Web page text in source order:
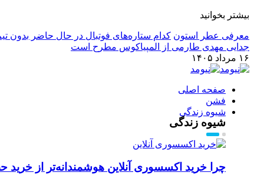
بیشتر بخوانید
معرفی عطر استون کدام ستاره‌های فوتبال در حال حاضر بدون
جدایی مهدی طارمی از المپیاکوس مطرح است
۱۶ مرداد ۱۴۰۵
صفحه اصلی
فشن
شیوه زندگی
شیوه زندگی
چرا خرید اکسسوری آنلاین هوشمندانه‌تر از